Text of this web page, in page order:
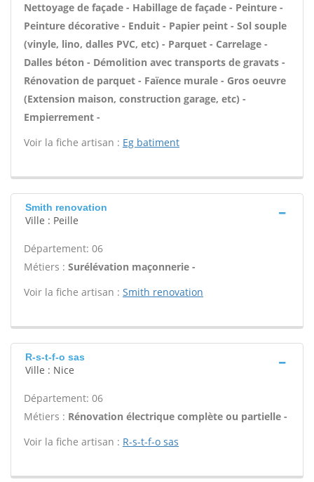
Nettoyage de façade - Habillage de façade - Peinture -
Peinture décorative - Enduit - Papier peint - Sol souple
(vinyle, lino, dalles PVC, etc) - Parquet - Carrelage -
Dalles béton - Démolition avec transports de gravats -
Rénovation de parquet - Faïence murale - Gros oeuvre
(Extension maison, construction garage, etc) -
Empierrement -
Voir la fiche artisan : Eg batiment
Smith renovation
Ville : Peille
Département: 06
Métiers : Surélévation maçonnerie -
Voir la fiche artisan : Smith renovation
R-s-t-f-o sas
Ville : Nice
Département: 06
Métiers : Rénovation électrique complète ou partielle -
Voir la fiche artisan : R-s-t-f-o sas